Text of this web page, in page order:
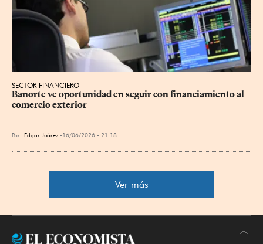
SECTOR FINANCIERO
Banorte ve oportunidad en seguir con financiamiento al
comercio exterior
Por Edgar Juárez 16/06/2026 - 21:18
Ver más